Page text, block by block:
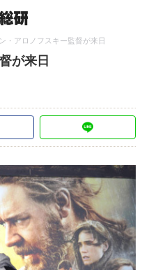
・アロノフスキー監督が来日
が来日